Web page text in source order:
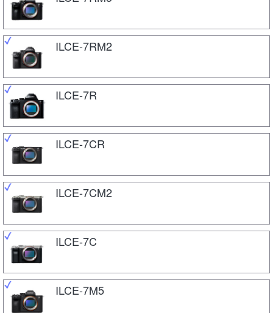
ILCE-7RM2
ILCE-7R
ILCE-7CR
ILCE-7CM2
ILCE-7C
ILCE-7M5